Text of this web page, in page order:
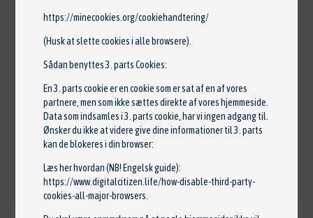
bagagerumsdækken, multifunktionsrat,
læderrat, højdejust. forsæder, splitbagsæde,
fuldaut. klima, fjernb. centrallås, udv. temp.
måler, sædevarme, el-ruder, håndfrit til mobil,
apple carplay, android auto, musikstreaming via
bluetooth, usb-a tilslutning, bakkamera, isofix,
automatisk lys, antispin, esp
https://minecookies.org/cookiehandtering/
(Husk at slette cookies i alle browsere).
Sådan benyttes 3. parts Cookies:
En 3. parts cookie er en cookie som er sat af en af vores
partnere, men som ikke sættes direkte af vores hjemmeside.
Data som indsamles i 3. parts cookie, har vi ingen adgang til.
Ønsker du ikke at videre give dine informationer til 3. parts
kan de blokeres i din browser:
Læs her hvordan (NB! Engelsk guide):
https://www.digitalcitizen.life/how-disable-third-party-
cookies-all-major-browsers